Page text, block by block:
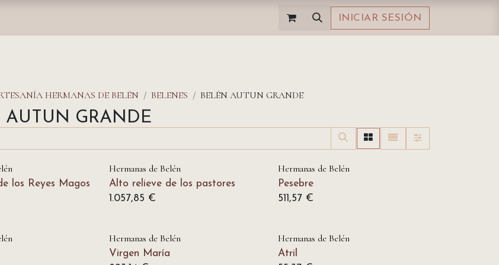
INICIAR SESIÓN
HERMANAS DE BELÉN BELENES BELÉN AUTUN GRANDE
AUTUN GRANDE
los Reyes Magos
Hermanas de Belén
Alto relieve de los pastores
1.057,85 €
Hermanas de Belén
Pesebre
511,57 €
Hermanas de Belén
Virgen María
Hermanas de Belén
Atril